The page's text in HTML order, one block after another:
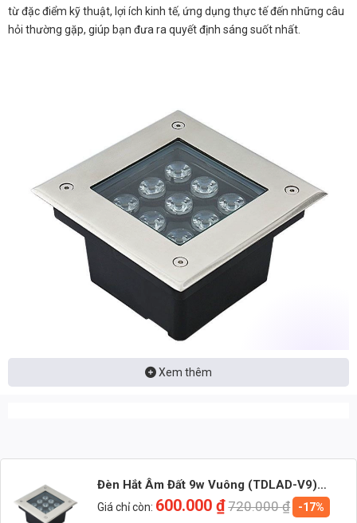
từ đặc điểm kỹ thuật, lợi ích kinh tế, ứng dụng thực tế đến những câu
hỏi thường gặp, giúp bạn đưa ra quyết định sáng suốt nhất.
Zalo 1 (Tư vấn chính)
Xem thêm
Đèn Hắt Âm Đất 9w Vuông (TDLAD-V9)
Thành Đạt Led
Giá chỉ còn: 600.000₫720.000₫
-17%